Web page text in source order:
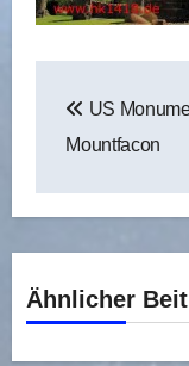
US
Mountfacon
Ähnlicher